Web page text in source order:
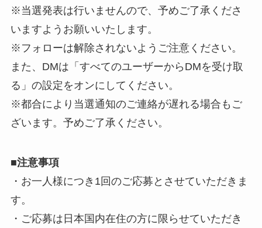
※当選発表は行いませんので、予めご了承くださ
いますようお願いいたします。
※フォローは解除されないようご注意ください。
また、DMは「すべてのユーザーからDMを受け取
る」の設定をオンにしてください。
※都合により当選通知のご連絡が遅れる場合もご
ざいます。予めご了承ください。
■注意事項
・お一人様につき1回のご応募とさせていただきま
す。
・ご応募は日本国内在住の方に限らせていただき